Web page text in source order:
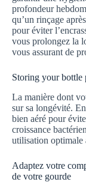
profondeur
qu’un rinçage
pour éviter
vous prolongez la
vous assurant de
Storing your bottle
La manière dont
sur sa longévité.
bien aéré pour
croissance
utilisation optimale
Adaptez votre
de votre gourde